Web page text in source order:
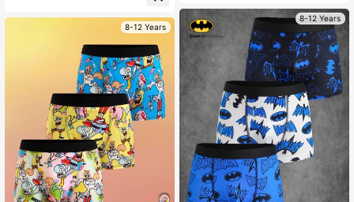
8-12 Years
8-12 Years